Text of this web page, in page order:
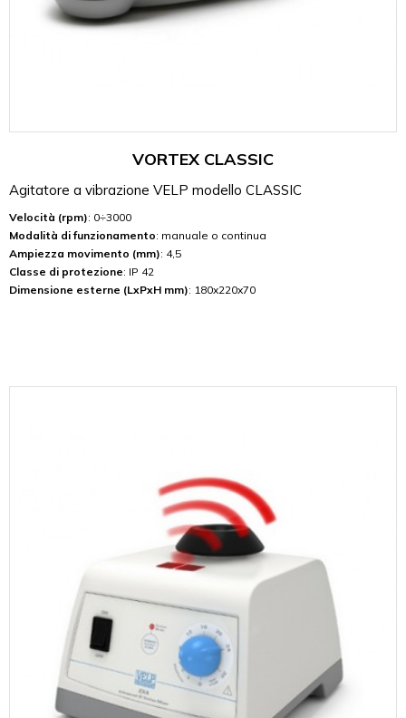
VORTEX CLASSIC
Agitatore a vibrazione VELP modello CLASSIC
Velocità (rpm): 0÷3000
Modalità di funzionamento: manuale o continua
Ampiezza movimento (mm): 4,5
Classe di protezione: IP 42
Dimensione esterne (LxPxH mm): 180x220x70